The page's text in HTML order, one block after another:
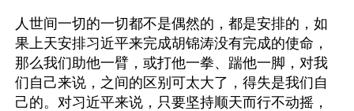
人世间一切的一切都不是偶然的，都是安排的，如
果上天安排习近平来完成胡锦涛没有完成的使命，
那么我们助他一臂，或打他一拳、踹他一脚，对我
们自己来说，之间的区别可太大了，得失是我们自
己的。对习近平来说，只要坚持顺天而行不动摇，